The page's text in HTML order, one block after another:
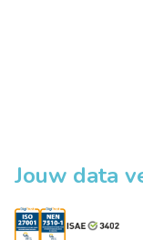
Jouw data